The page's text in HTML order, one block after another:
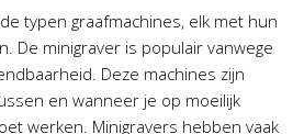
typen graafmachines, elk met hun
De minigraver is populair vanwege
Deze machines zijn
en wanneer je op moeilijk
werken. Minigravers hebben vaak